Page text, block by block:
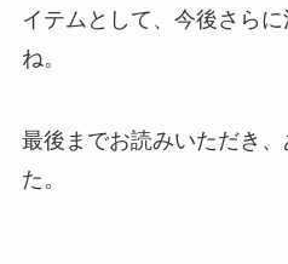
イテムとして、今後さら
ね。
最後までお読みいただき
た。